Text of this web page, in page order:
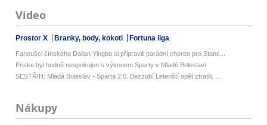
Video
Prostor X Branky, body, kokoti Fortuna liga
Fanoušci čínského Dalian Yingbo si připravili parádní choreo pro Stanc...
Priske byl hodně nespokojen s výkonem Sparty v Mladé Boleslavi
SESTŘIH: Mladá Boleslav - Sparta 2:0. Bezzubí Letenští opět ztratili. ...
Nákupy